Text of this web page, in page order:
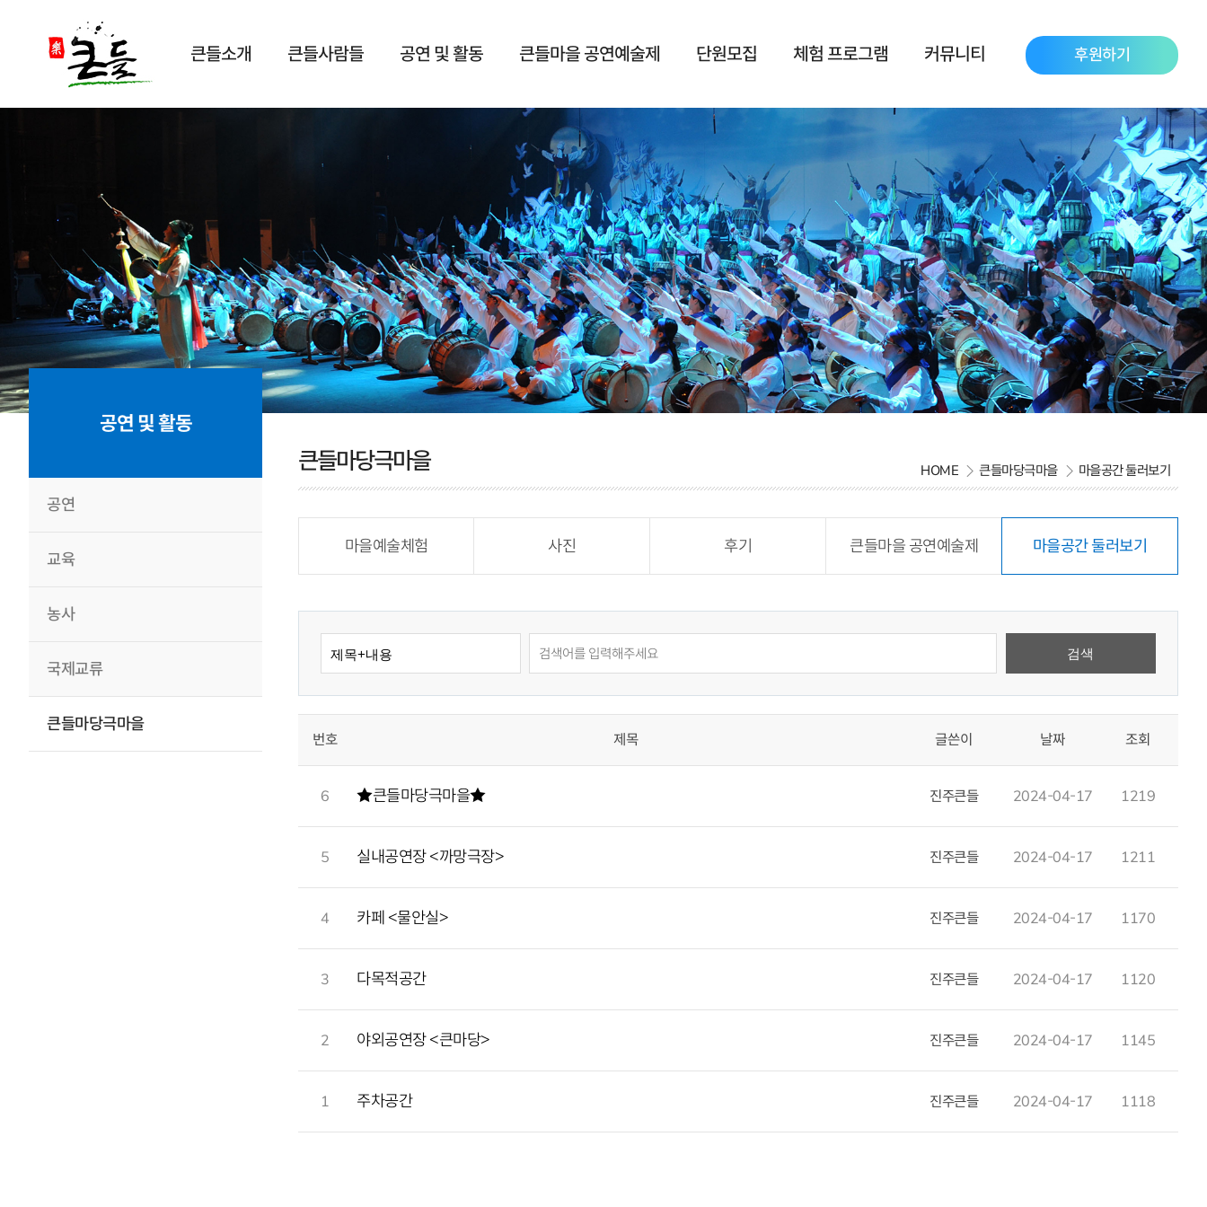
큰들소개 큰들사람들 공연 및 활동 큰들마을 공연예술제 단원모집 체험 프로그램 커뮤니티 후원하기
공연 및 활동
공연
교육
농사
국제교류
큰들마당극마을
큰들마당극마을 HOME 큰들마당극마을 마을공간 둘러보기
마을예술체험 사진 후기 큰들마을 공연예술제 마을공간 둘러보기
번호 제목 글쓴이 날짜 조회
6 ★큰들마당극마을★ 진주큰들 2024-04-17 1219
5 실내공연장 <까망극장> 진주큰들 2024-04-17 1211
4 카페 <물안실> 진주큰들 2024-04-17 1170
3 다목적공간 진주큰들 2024-04-17 1120
2 야외공연장 <큰마당> 진주큰들 2024-04-17 1145
1 주차공간 진주큰들 2024-04-17 1118